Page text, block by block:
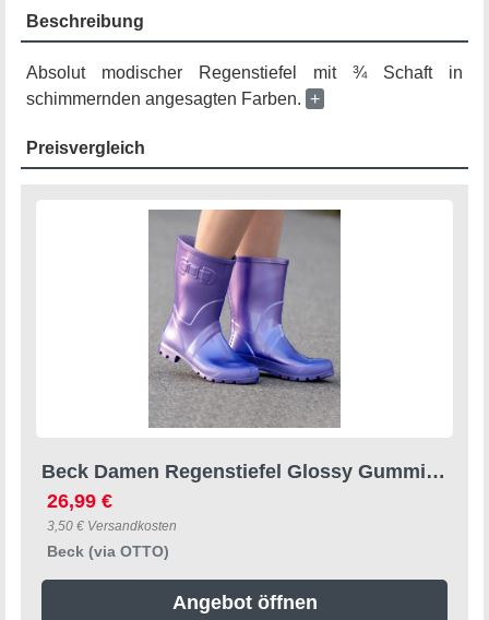
Beschreibung
Absolut modischer Regenstiefel mit ¾ Schaft in
schimmernden angesagten Farben. +
Preisvergleich
Beck Damen Regenstiefel Glossy Gummistiefel ein Hingucker für jedes Alter
26,99 €
3,50 € Versandkosten
Beck (via OTTO)
Angebot öffnen